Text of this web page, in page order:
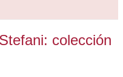
colección